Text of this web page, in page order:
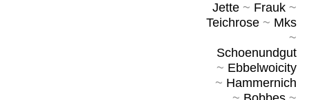
Jette~ Frauk~
Teichrose~ Mks
~
Schoenundgut
~ Ebbelwoicity
~ Hammernich